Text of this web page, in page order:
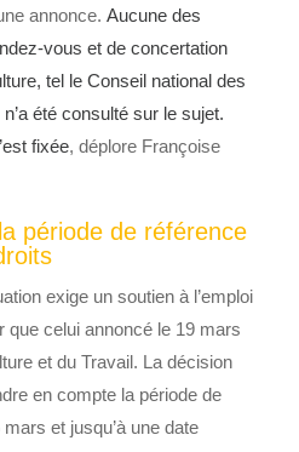
annonce.Aucune des
vous et de concertation
tel le Conseil national des
été consulté sur le sujet.
fixée, déplore Françoise
période de référence
exige un soutien à l’emploi
que celui annoncé le 19 mars
et du Travail. La décision
en compte la période de
et jusqu’à une date